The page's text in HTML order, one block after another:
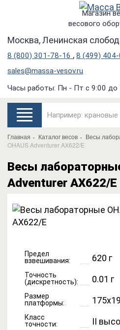
Магазин
весового
Москва, Ленинская
8 (800) 301-78-16 , 8 (499)
sales@massa-vesov.ru
Часы работы: Пн - Пт с 9:00 до
Главная Каталог весов Весы
OHAUS Adventurer AX622/E
Весы
Adventurer AX622/E
Предел
взвешивания:
620 г
Точность
(дискретность):
0.01 г
Размер
платформы:
Класс
точности:
II